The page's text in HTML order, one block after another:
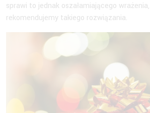
sprawi to jednak oszałamiającego
rekomendujemy takiego rozwiązania.